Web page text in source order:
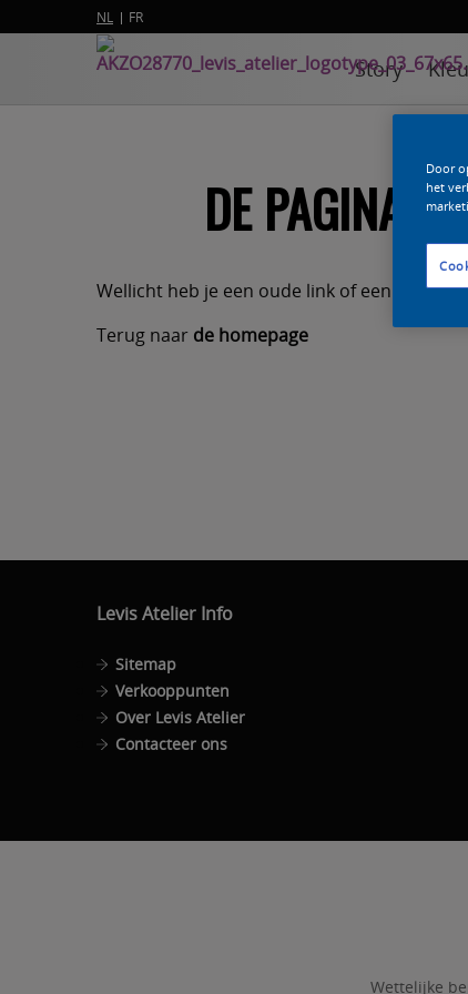
NL FR
Story
DE PAGINA
Wellicht heb je een oude link of een
Terug naar de homepage
Levis Atelier Info
Sitemap
Verkooppunten
Over Levis Atelier
Contacteer ons
Wettelijke
Door
het